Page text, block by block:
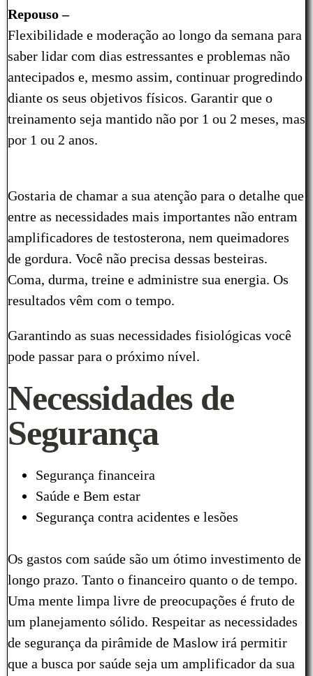
Repouso –
Flexibilidade e moderação ao longo da semana para
saber lidar com dias estressantes e problemas não
antecipados e, mesmo assim, continuar progredindo
diante os seus objetivos físicos. Garantir que o
treinamento seja mantido não por 1 ou 2 meses, mas
por 1 ou 2 anos.
Gostaria de chamar a sua atenção para o detalhe que
entre as necessidades mais importantes não entram
amplificadores de testosterona, nem queimadores
de gordura. Você não precisa dessas besteiras.
Coma, durma, treine e administre sua energia. Os
resultados vêm com o tempo.
Garantindo as suas necessidades fisiológicas você
pode passar para o próximo nível.
Necessidades de
Segurança
Segurança financeira
Saúde e Bem estar
Segurança contra acidentes e lesões
Os gastos com saúde são um ótimo investimento de
longo prazo. Tanto o financeiro quanto o de tempo.
Uma mente limpa livre de preocupações é fruto de
um planejamento sólido. Respeitar as necessidades
de segurança da pirâmide de Maslow irá permitir
que a busca por saúde seja um amplificador da sua